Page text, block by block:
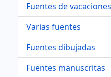
Fuentes de vacaciones
Varias fuentes
Fuentes dibujadas
Fuentes manuscritas